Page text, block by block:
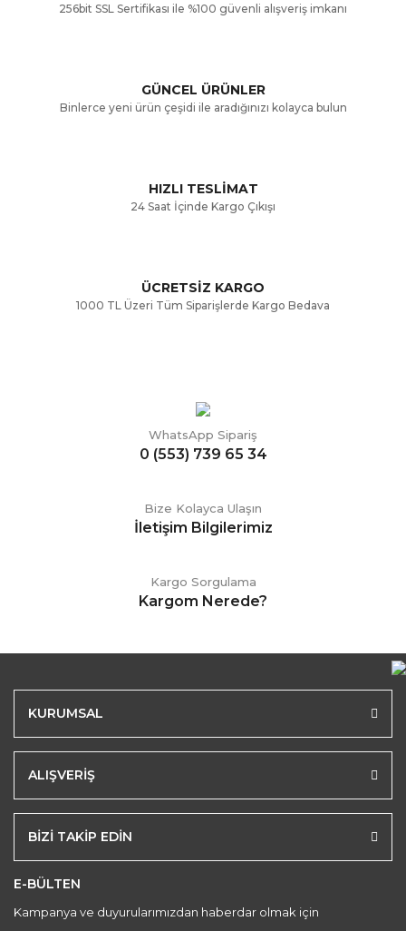
Ürün resmi kalitesiz, bozuk veya görüntülenemiyor.
Ürün bilgilerinde hatalar bulunuyor.
Gönder
256bit SSL Sertifikası ile %100 güvenli alışveriş imkanı
GÜNCEL ÜRÜNLER
Binlerce yeni ürün çeşidi ile aradığınızı kolayca bulun
HIZLI TESLİMAT
24 Saat İçinde Kargo Çıkışı
ÜCRETSİZ KARGO
1000 TL Üzeri Tüm Siparişlerde Kargo Bedava
WhatsApp Sipariş
0 (553) 739 65 34
Bize Kolayca Ulaşın
İletişim Bilgilerimiz
Kargo Sorgulama
Kargom Nerede?
KURUMSAL
ALIŞVERİŞ
BİZİ TAKİP EDİN
E-BÜLTEN
Kampanya ve duyurularımızdan haberdar olmak için